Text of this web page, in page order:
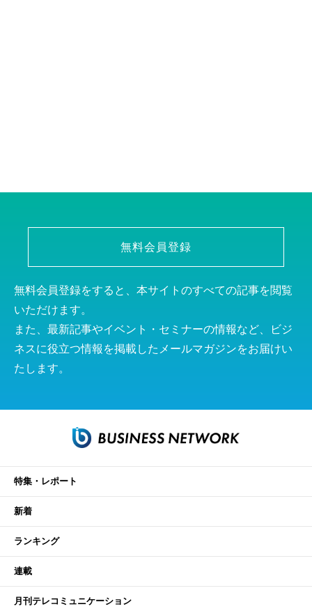
無料会員登録
無料会員登録をすると、本サイトのすべての記事を閲覧
いただけます。
また、最新記事やイベント・セミナーの情報など、ビジ
ネスに役立つ情報を掲載したメールマガジンをお届けい
たします。
特集・レポート
新着
ランキング
連載
月刊テレコミュニケーション